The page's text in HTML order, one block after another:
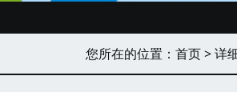
您所在的位置： 首页> 详